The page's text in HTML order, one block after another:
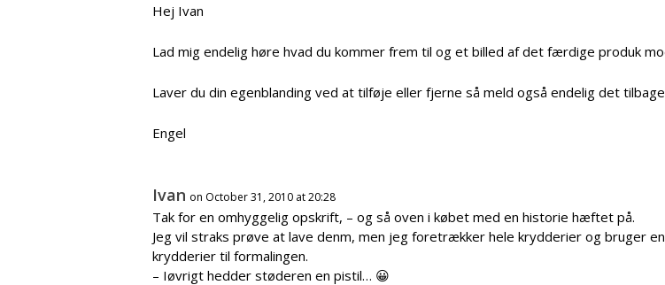
Hej Ivan
Lad mig endelig høre hvad du kommer frem til og et billed af det færdige produk
Laver du din egenblanding ved at tilføje eller fjerne så meld også endelig det
Engel
Ivan on October 31, 2010 at 20:28
Tak for en omhyggelig opskrift, – og så oven i købet med en historie hæftet på.
Jeg vil straks prøve at lave denm, men jeg foretrækker hele krydderier og bruger
krydderier til formalingen.
– Iøvrigt hedder støderen en pistil… 😀